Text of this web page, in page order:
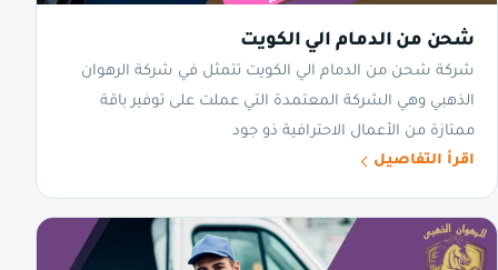
شحن من الدمام الي الكويت
شركة شحن من الدمام الي الكويت تتمثل في شركة الرهوان
الذهبي وهي الشركة المعتمدة التي عملت على توفير باقة
ممتازة من الأعمال الاحترافية ذو جود
اقرأ التفاصيل